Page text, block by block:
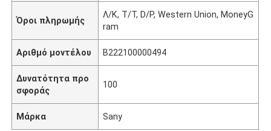
Όροι πληρωμής
Λ/Κ, T/T, D/P, Western Union, MoneyG
ram
Αριθμό μοντέλου B222100000494
Δυνατότητα προ
σφοράς
100
Μάρκα Sany